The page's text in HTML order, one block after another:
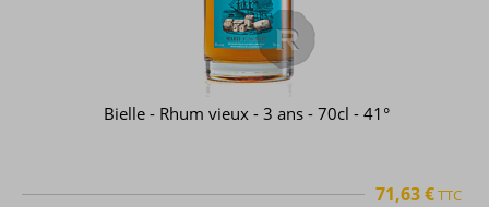
Bielle - Rhum vieux - 3 ans - 70cl - 41°
71,63 €TTC